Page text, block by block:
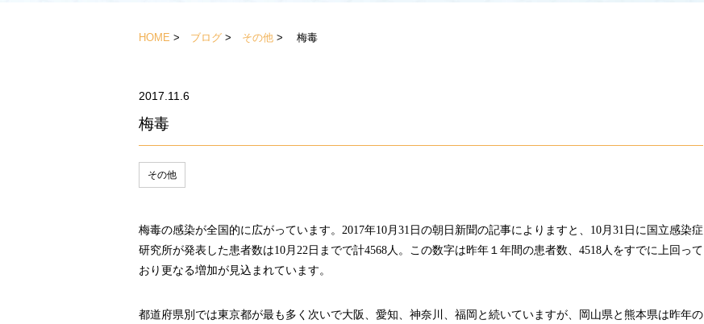
HOME > ブログ > その他 > 梅毒
2017.11.6
梅毒
その他
梅毒の感染が全国的に広がっています。 2017年10月 31 日の朝日新聞の記事によりますと、 10月 31 日に国立感染症
研究所が発表した患者数は10月 22 日までで計4568人。この数字は昨年１年間の患者数、 4518人をすでに上回って
おり更なる増加が見込まれています。
都道府県別では東京都が最も多く次いで大阪、愛知、神奈川、福岡と続いていますが、岡山県と熊本県は昨年の